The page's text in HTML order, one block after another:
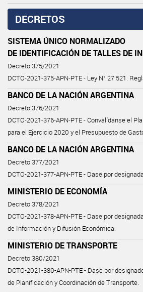
DECRETOS
SISTEMA ÚNICO NORMALIZADO
DE IDENTIFICACIÓN DE TALLES DE
Decreto 375/2021
DCTO-2021-375-APN-PTE - Ley N° 27.521.
BANCO DE LA NACIÓN ARGENTINA
Decreto 376/2021
DCTO-2021-376-APN-PTE - Convalídanse el
para el Ejercicio 2020 y el Presupuesto de
BANCO DE LA NACIÓN ARGENTINA
Decreto 377/2021
DCTO-2021-377-APN-PTE - Dase por
MINISTERIO DE ECONOMÍA
Decreto 378/2021
DCTO-2021-378-APN-PTE - Dase por
de Información y Difusión Económica.
MINISTERIO DE TRANSPORTE
Decreto 380/2021
DCTO-2021-380-APN-PTE - Dase por
de Planificación y Coordinación de Transporte.